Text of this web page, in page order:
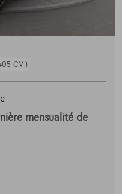
CV )
mensualité de